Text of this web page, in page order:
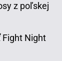
z poľskej
Fight Night